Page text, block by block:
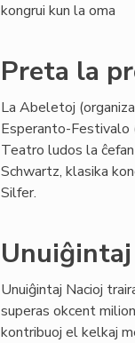
kongrui kun la oma
Preta la
La Abeletoj
Esperanto-Festivalo
Teatro ludos la
Schwartz, klasika
Silfer.
Unuiĝintaj Nacioj
superas okcent
kontribuoj el kelkaj